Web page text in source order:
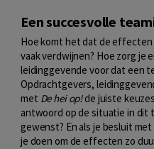
Een succesvolle
Hoe komt het dat de effecten
vaak verdwijnen? Hoe zorg je
leidinggevende voor dat een
Opdrachtgevers,
met De hei op!de juiste
antwoord op de situatie in dit
gewenst? En als je besluit
je doen om de effecten zo